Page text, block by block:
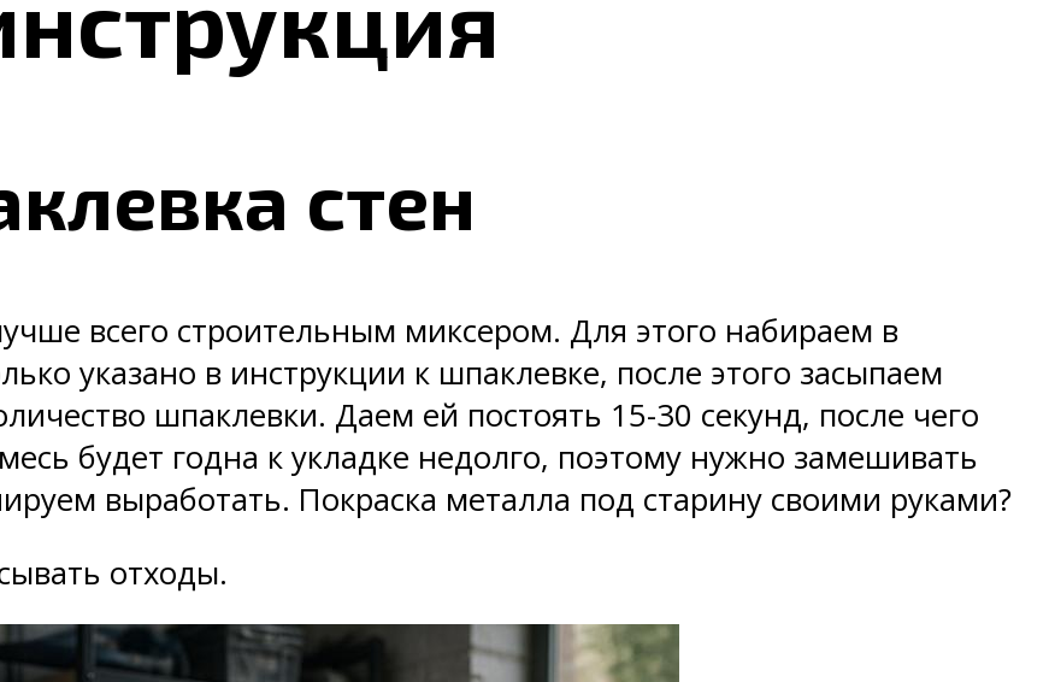
стен
всего строительным миксером. Для этого набираем в
указано в инструкции к шпаклевке, после этого засыпаем
шпаклевки. Даем ей постоять 15-30 секунд, после чего
будет годна к укладке недолго, поэтому нужно замешивать
выработать. Покраска металла под старину своими руками?
отходы.